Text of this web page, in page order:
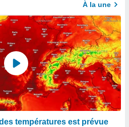
À la une
températures est prévue